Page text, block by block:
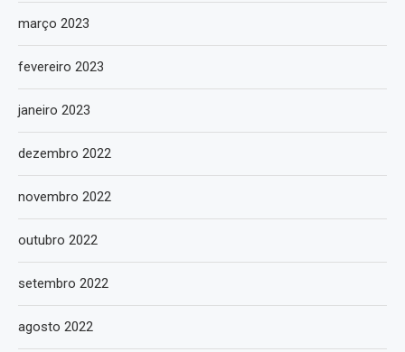
março 2023
fevereiro 2023
janeiro 2023
dezembro 2022
novembro 2022
outubro 2022
setembro 2022
agosto 2022